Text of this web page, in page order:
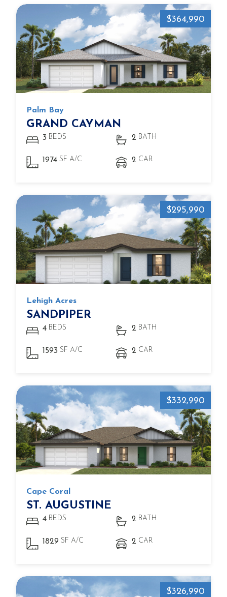
$364,990
Palm Bay
GRAND CAYMAN
3 BEDS 2 BATH
1974 SF A/C 2 CAR
$295,990
Lehigh Acres
SANDPIPER
4 BEDS 2 BATH
1593 SF A/C 2 CAR
$332,990
Cape Coral
ST. AUGUSTINE
4 BEDS 2 BATH
1829 SF A/C 2 CAR
$326,990